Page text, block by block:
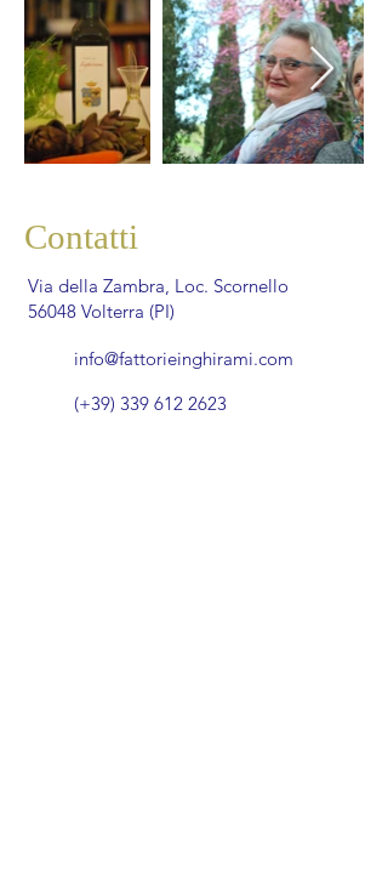
Contatti
Via della Zambra, Loc. Scornello
56048 Volterra (PI)
info@fattorieinghirami.com
(+39) 339 612 2623